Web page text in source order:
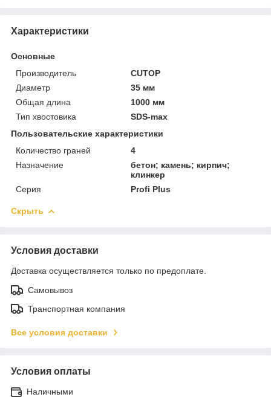
Характеристики
Основные
Производитель
CUTOP
Диаметр
35 мм
Общая длина
1000 мм
Тип хвостовика
SDS-max
Пользовательские характеристики
Количество граней
4
Назначение
бетон; камень; кирпич;
клинкер
Серия
Profi Plus
Скрыть
Условия доставки
Доставка осуществляется только по предоплате.
Самовывоз
Транспортная компания
Все условия доставки
Условия оплаты
Наличными